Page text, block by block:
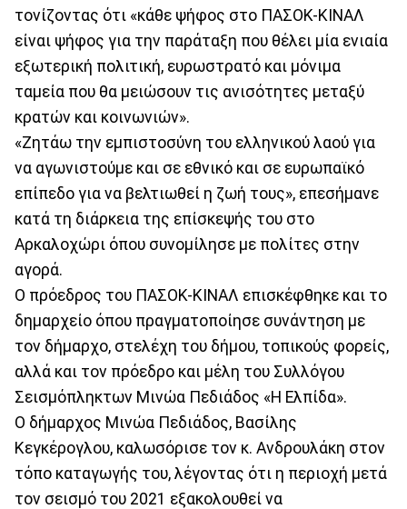
τονίζοντας ότι «κάθε ψήφος στο ΠΑΣΟΚ-ΚΙΝΑΛ
είναι ψήφος για την παράταξη που θέλει μία ενιαία
εξωτερική πολιτική, ευρωστρατό και μόνιμα
ταμεία που θα μειώσουν τις ανισότητες μεταξύ
κρατών και κοινωνιών».
«Ζητάω την εμπιστοσύνη του ελληνικού λαού για
να αγωνιστούμε και σε εθνικό και σε ευρωπαϊκό
επίπεδο για να βελτιωθεί η ζωή τους», επεσήμανε
κατά τη διάρκεια της επίσκεψής του στο
Αρκαλοχώρι όπου συνομίλησε με πολίτες στην
αγορά.
Ο πρόεδρος του ΠΑΣΟΚ-ΚΙΝΑΛ επισκέφθηκε και το
δημαρχείο όπου πραγματοποίησε συνάντηση με
τον δήμαρχο, στελέχη του δήμου, τοπικούς φορείς,
αλλά και τον πρόεδρο και μέλη του Συλλόγου
Σεισμόπληκτων Μινώα Πεδιάδος «Η Ελπίδα».
Ο δήμαρχος Μινώα Πεδιάδος, Βασίλης
Κεγκέρογλου, καλωσόρισε τον κ. Ανδρουλάκη στον
τόπο καταγωγής του, λέγοντας ότι η περιοχή μετά
τον σεισμό του 2021 εξακολουθεί να